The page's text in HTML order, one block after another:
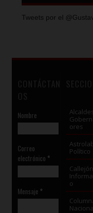
Tweets por el
Nombre
Correo
electrónico *
Mensaje *
ores
Político
Callejón
o